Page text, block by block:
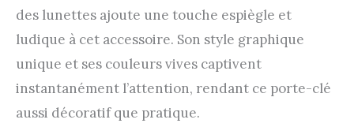
des lunettes ajoute une touche espiègle et
ludique à cet accessoire. Son style graphique
unique et ses couleurs vives captivent
instantanément l’attention, rendant ce porte-clé
aussi décoratif que pratique.